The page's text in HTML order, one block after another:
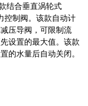
结合垂直涡轮式
控制阀。该款自动计
压导阀，可限制流
设置的最大值。该款
的水量后自动关闭。